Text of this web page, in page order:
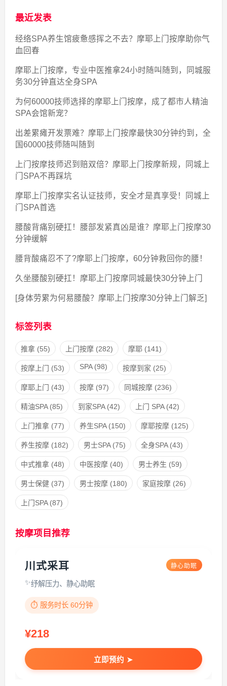
最近发表
经络SPA养生馆疲惫感挥之不去？摩耶上门按摩助你气
血回春
摩耶上门按摩，专业中医推拿24小时随叫随到，同城服
务30分钟直达全身SPA
为何60000技师选择的摩耶上门按摩，成了都市人精油
SPA会馆新宠？
出差累瘫开发票难？摩耶上门按摩最快30分钟约到，全
国60000技师随叫随到
上门按摩技师迟到赔双倍？摩耶上门按摩新规，同城上
门SPA不再踩坑
摩耶上门按摩实名认证技师，安全才是真享受！同城上
门SPA首选
腰酸背痛别硬扛！腰部发紧真凶是谁？摩耶上门按摩30
分钟缓解
腰背酸痛忍不了?摩耶上门按摩，60分钟救回你的腰！
久坐腰酸别硬扛！摩耶上门按摩同城最快30分钟上门
[身体劳累为何易腰酸？摩耶上门按摩30分钟上门解乏]
标签列表
推拿(55) 上门按摩(282) 摩耶(141)
按摩上门 (53) SPA(98) 按摩到家 (25)
摩耶上门 (43) 按摩(97) 同城按摩(236)
精油SPA(85) 到家SPA(42) 上门 SPA(42)
上门推拿(77) 养生SPA(150) 摩耶按摩(125)
养生按摩(182) 男士SPA(75) 全身SPA(43)
中式推拿(48) 中医按摩(40) 男士养生 (59)
男士保健(37) 男士按摩(180) 家庭按摩(26)
上门SPA(87)
按摩项目推荐
川式采耳 静心助眠
纾解压力、静心助眠
⏱️ 服务时长 60分钟
¥218
立即预约 ➤